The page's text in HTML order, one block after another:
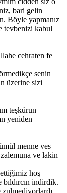
bari gelin
Böyle yapmanız
tevbenizi kabul
cehraten fe
senin
üzerine sizi
teşkürun
yeniden
menne ves
ve lakin
hoş
indirdik.